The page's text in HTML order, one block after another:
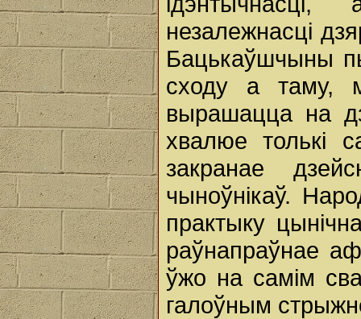
незалежнасці
Бацькаўшчыны
сходу а таму,
вырашацца на
хвалюе толькі
закранае
чыноўнікаў.
практыку
раўнапраўнае
ўжо на самім
галоўным